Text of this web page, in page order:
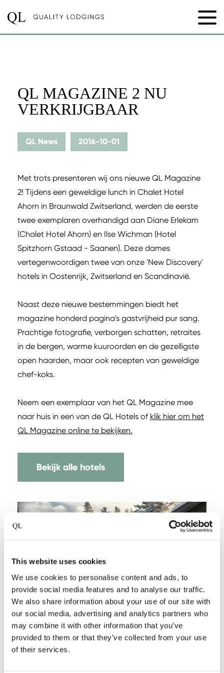
This website uses cookies
We use cookies to personalise content and ads, to
provide social media features and to analyse our traffic.
We also share information about your use of our site with
our social media, advertising and analytics partners who
may combine it with other information that you’ve
provided to them or that they’ve collected from your use
of their services.
QL MAGAZINE 2 NU
VERKRIJGBAAR
QL News 2016-10-01
Met trots presenteren wij ons nieuwe QL Magazine
2! Tijdens een geweldige lunch in Chalet Hotel
Ahorn in Braunwald Zwitserland, werden de eerste
twee exemplaren overhandigd aan Diane Erlekam
(Chalet Hotel Ahorn) en Ilse Wichman (Hotel
Spitzhorn Gstaad - Saanen). Deze dames
vertegenwoordigen twee van onze 'New Discovery'
hotels in Oostenrijk, Zwitserland en Scandinavië.
Naast deze nieuwe bestemmingen biedt het
magazine honderd pagina's gastvrijheid pur sang.
Prachtige fotografie, verborgen schatten, retraites
in de bergen, warme kuuroorden en de gezelligste
open haarden, maar ook recepten van geweldige
chef-koks.
Neem een exemplaar van het QL Magazine mee
naar huis in een van de QL Hotels of klik hier om het
QL Magazine online te bekijken.
Bekijk alle hotels